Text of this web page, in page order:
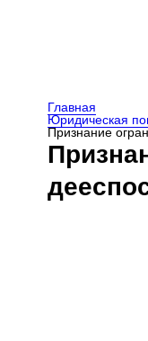
Главная
Юридическая
Признание